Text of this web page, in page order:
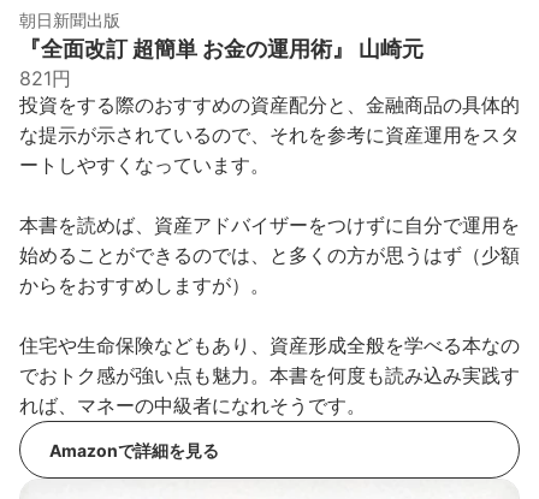
朝日新聞出版
『全面改訂 超簡単 お金の運用術』 山崎元
821円
投資をする際のおすすめの資産配分と、金融商品の具体的
な提示が示されているので、それを参考に資産運用をスタ
ートしやすくなっています。
本書を読めば、資産アドバイザーをつけずに自分で運用を
始めることができるのでは、と多くの方が思うはず（少額
からをおすすめしますが）。
住宅や生命保険などもあり、資産形成全般を学べる本なの
でおトク感が強い点も魅力。本書を何度も読み込み実践す
れば、マネーの中級者になれそうです。
Amazonで詳細を見る